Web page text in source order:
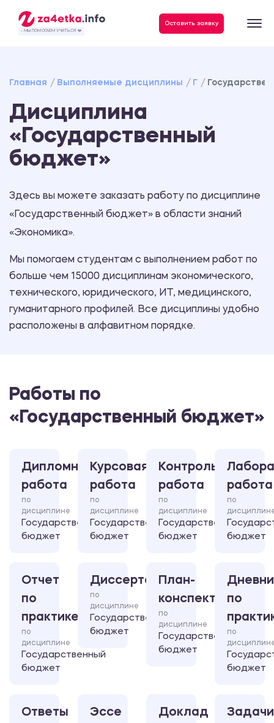
- МЫ ПОМОГАЕМ УЧИТЬСЯ ❤️
Оставить заявку
Главная Выполняемые дисциплины Г
Дисциплина
«Государственный
бюджет»
Здесь вы можете заказать работу по дисциплине
«Государственный бюджет» в области знаний
«Экономика».
Мы помогаем студентам с выполнением работ по
больше чем 15000 дисциплинам экономического,
технического, юридического, ИТ, медицинского,
гуманитарного профилей. Все дисциплины удобно
расположены в алфавитном порядке.
Работы по
«Государственный бюджет»
Дипломная
работа
по
дисциплине
Государственный
бюджет
Курсовая
работа
по
дисциплине
Государственный
бюджет
Контрольная
работа
по
дисциплине
Государственный
бюджет
работа
по
бюджет
Отчет
по
практике
по
дисциплине
Государственный
бюджет
Диссертация
по
дисциплине
Государственный
бюджет
План-
конспект
по
дисциплине
Государственный
бюджет
по
по
бюджет
Ответы
Эссе Доклад Задачи